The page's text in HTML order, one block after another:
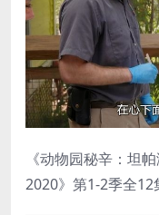
《动物园秘辛：坦
2020》第1-2季全12